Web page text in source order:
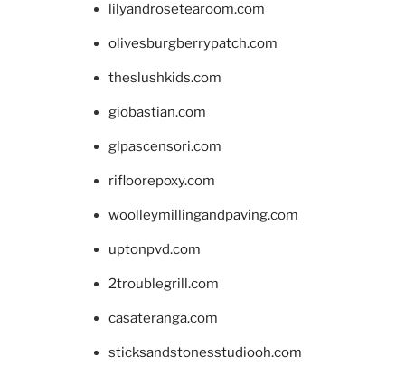
lilyandrosetearoom.com
olivesburgberrypatch.com
theslushkids.com
giobastian.com
glpascensori.com
rifloorepoxy.com
woolleymillingandpaving.com
uptonpvd.com
2troublegrill.com
casateranga.com
sticksandstonesstudiooh.com